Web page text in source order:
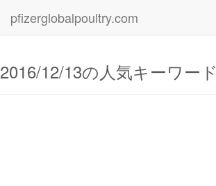
pfizerglobalpoultry.com
2016/12/13の人気キーワード